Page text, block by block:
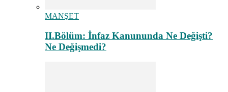
MANŞET
II.Bölüm: İnfaz Kanununda Ne Değişti?
Ne Değişmedi?